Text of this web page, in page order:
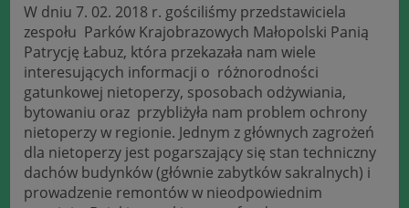
W dniu 7. 02. 2018 r. gościliśmy przedstawiciela
zespołu Parków Krajobrazowych Małopolski Panią
Patrycję Łabuz, która przekazała nam wiele
interesujących informacji o różnorodności
gatunkowej nietoperzy, sposobach odżywiania,
bytowaniu oraz przybliżyła nam problem ochrony
nietoperzy w regionie. Jednym z głównych zagrożeń
dla nietoperzy jest pogarszający się stan techniczny
dachów budynków (głównie zabytków sakralnych) i
prowadzenie remontów w nieodpowiednim